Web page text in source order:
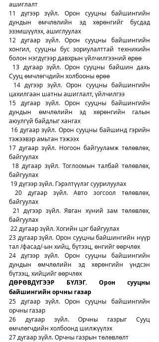
ашиглалт
11 дүгээр зүйл. Орон сууцны байшингийн
дундын өмчлөлийн эд хөрөнгийг бусдад
эзэмшүүлэх, ашиглуулах
12 дугаар зүйл. Орон сууцны байшингийн
хонгил, сууцны бус зориулалттай техникийн
болон нэгдүгээр давхрын үйлчилгээний өрөө
13 дугаар зүйл. Орон сууцны байшин дахь
Сууц өмчлөгчдийн холбооны өрөө
14 дүгээр зүйл. Орон сууцны байшингийн
цахилгаан шатны ашиглалт, үйлчилгээ
15 дугаар зүйл. Орон сууцны байшингийн
дундын өмчлөлийн эд хөрөнгийн галын
аюулгүй байдлыг хангах
16 дугаар зүйл. Орон сууцны байшинд гэрийн
тэжээвэр амьтан тэжээх
17 дугаар зүйл. Ногоон байгууламж төлөвлөх,
байгуулах
18 дугаар зүйл. Тоглоомын талбай төлөвлөх,
байгуулах
19 дүгээр зүйл. Гэрэлтүүлэг суурилуулах
20 дугаар зүйл. Авто зогсоол төлөвлөх,
байгуулах
21 дүгээр зүйл. Явган хүний зам төлөвлөх,
байгуулах
22 дугаар зүйл. Хогийн цэг байгуулах
23 дугаар зүйл. Орон сууцны байшингийн нүүр
тал /фасад/-ын хийц, бүтээц, өнгийг өөрчлөх
24 дүгээр зүйл. Орон сууцны байшингийн
дундын өмчлөлийн эд хөрөнгийн үндсэн
бүтээц, хийцийг өөрчлөх
ДӨРӨВДҮГЭЭР БҮЛЭГ. Орон сууцны
байшингийн орчны газар
25 дугаар зүйл. Орон сууцны байшингийн
орчны газар
26 дугаар зүйл. Орчны газрыг Сууц
өмчлөгчдийн холбоонд шилжүүлэх
27 дугаар зүйл. Орчны газрын төлөвлөлт